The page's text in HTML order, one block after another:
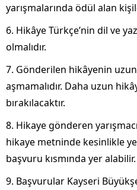
yarışmalarında ödül alan
6. Hikâye Türkçe’nin dil ve
olmalıdır.
7. Gönderilen hikâyenin
aşmamalıdır. Daha uzun
bırakılacaktır.
8. Hikaye gönderen
hikaye metninde kesinlikle
başvuru kısmında yer alabilir.
9. Başvurular Kayseri